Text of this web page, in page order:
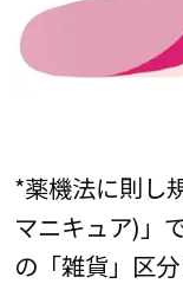
*薬機法に則し
マニキュア)」
の「雑貨」区分